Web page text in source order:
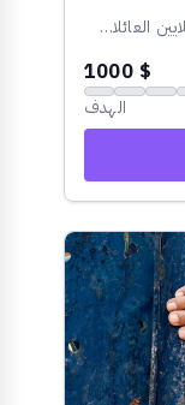
لقد أجبرت النزاعات والأزمات المناخية ملايين العائلات على الفرار من منازلهم، ليعيشوا في مخيمات مكتظة أو مناطق نائية تفتقر لأبسط مقومات الحياة، وفي مقدمتها المياه النظيفة. تأتي حملة...
$ 1000
الهدف